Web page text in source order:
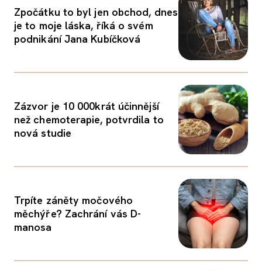
Zpočátku to byl jen obchod, dnes
je to moje láska, říká o svém
podnikání Jana Kubíčková
Zázvor je 10 000krát účinnější
než chemoterapie, potvrdila to
nová studie
Trpíte záněty močového
měchýře? Zachrání vás D-
manosa